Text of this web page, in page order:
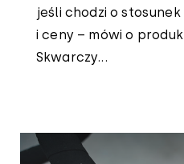
jeśli chodzi o
i ceny – mówi o
Skwarczy...